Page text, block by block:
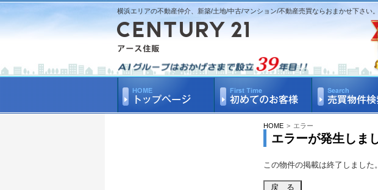
横浜エリアの不動産仲介、新築/土地/中古/マンション/不動産売買ならおまかせ下さい。
HOME > エラー
エラーが発生しま
この物件の掲載は終了しました